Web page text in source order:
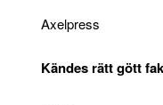
Axelpress
Kändes rätt gött